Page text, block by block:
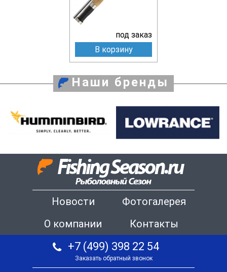
под заказ
В корзину
Наши бренды
Новости
Фотогалерея
О компании
Контакты
+7 (499) 398 22 54
Заказать обратный звонок